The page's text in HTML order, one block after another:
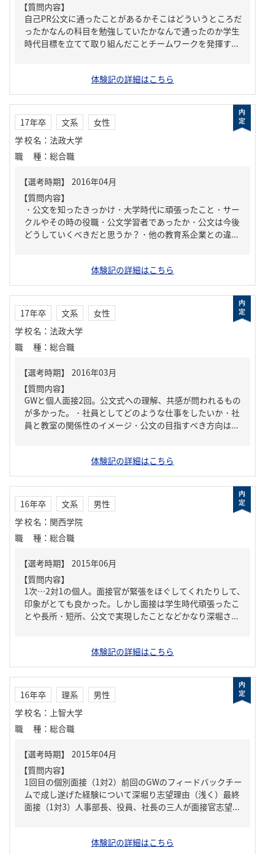
【質問内容】
自己PR公文に通ったことがあるかそこはどういうところだ
ったかなんの科目を勉強していたかなんで通ったのか学生
時代目標を立てて取り組んだことチームワークを発揮す...
体験記の詳細はこちら
17年卒 文系
女性
学校名 ： 法政大学
職種 ： 総合職
【質問内容】
・公文を知ったきっかけ・大学時代に頑張ったこと・サー
クルやその時の役職・公文学習者であったか・公文は今後
どうしていくべきだと思うか？・他の教育系企業との違...
体験記の詳細はこちら
17年卒 文系
女性
学校名 ： 法政大学
職種 ： 総合職
【質問内容】
GWと個人面接2回。公文式への理解、共感が問われるもの
が多かった。・社員としてどのような仕事をしたいか・社
員と教室の関係性のイメージ・公文の目指すべき方向は...
体験記の詳細はこちら
16年卒 文系
男性
学校名 ： 関西学院
職種 ： 総合職
【質問内容】
1次…2対1の個人。面接官が緊張をほぐしてくれたりして、
印象がとても良かった。しかし面接は学生時代頑張ったこ
とや長所・短所、公文で実現したことなどかなり深堀さ...
体験記の詳細はこちら
16年卒 理系
男性
学校名 ： 上智大学
職種 ： 総合職
【質問内容】
1回目の個別面接（1対2）前回のGWのフィードバックチー
ムで成し遂げた経験について深堀り志望理由（浅く）最終
面接（1対3）人事部長、役員、社長の三人が面接官志望...
体験記の詳細はこちら